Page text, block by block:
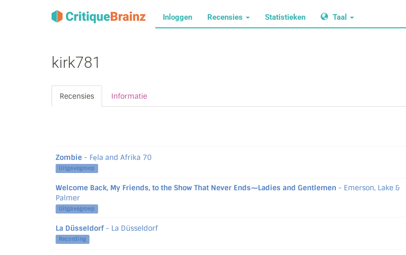
Inloggen Recensies Statistieken Taal
kirk781
Recensies Informatie
Zombie - Fẹla and Afrika 70
Uitgavegroep
Welcome Back, My Friends, to the Show That Never Ends⁓Ladies and Gentlemen - Emerson, Lake &
Palmer
Uitgavegroep
La Düsseldorf- La Düsseldorf
Recording